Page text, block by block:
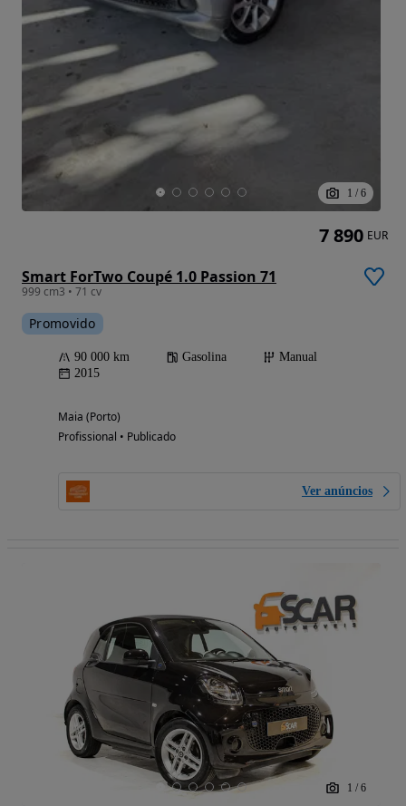
1 / 6
Smart ForTwo Coupé 1.0 Passion 71
999 cm3 • 71 cv
Promovido
90 000 km Gasolina
Manual
2015
Maia (Porto)
Profissional • Publicado
Ver anúncios
7 890 EUR
1 / 6